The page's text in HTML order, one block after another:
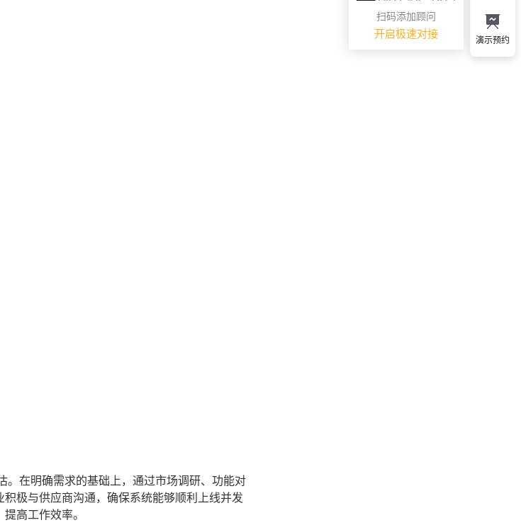
。在明确需求的基础上，通过市场调研、功能对
极与供应商沟通，确保系统能够顺利上线并发
高工作效率。
扫码添加顾问
开启极速对接 演示预约